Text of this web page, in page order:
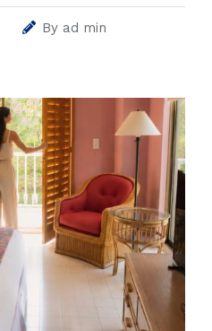
By ad min